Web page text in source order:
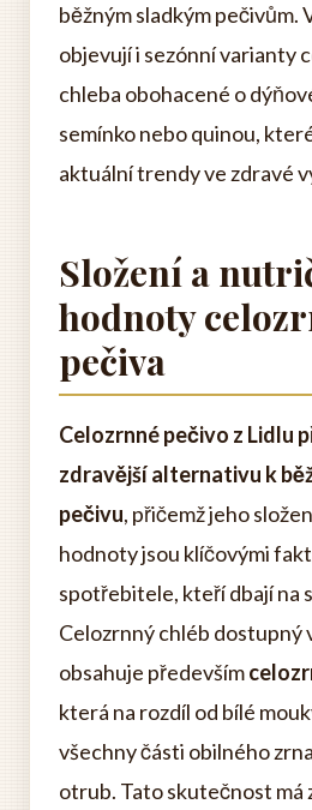
běžným sladkým pečivům.
objevují i sezónní varianty
chleba obohacené o
semínko nebo quinou,
aktuální trendy ve zdravé
Složení a
hodnoty
pečiva
Celozrnné pečivo z Lidlu
zdravější alternativu k
pečivu, přičemž jeho
hodnoty jsou klíčovými
spotřebitele, kteří dbají na
Celozrnný chléb dostupný
obsahuje především
která na rozdíl od bílé
všechny části obilného
otrub. Tato skutečnost má